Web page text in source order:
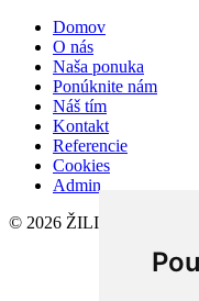
Domov
O nás
Naša ponuka
Ponúknite nám
Náš tím
Kontakt
Referencie
Cookies
Admin
© 2026 ŽILINAREAL,